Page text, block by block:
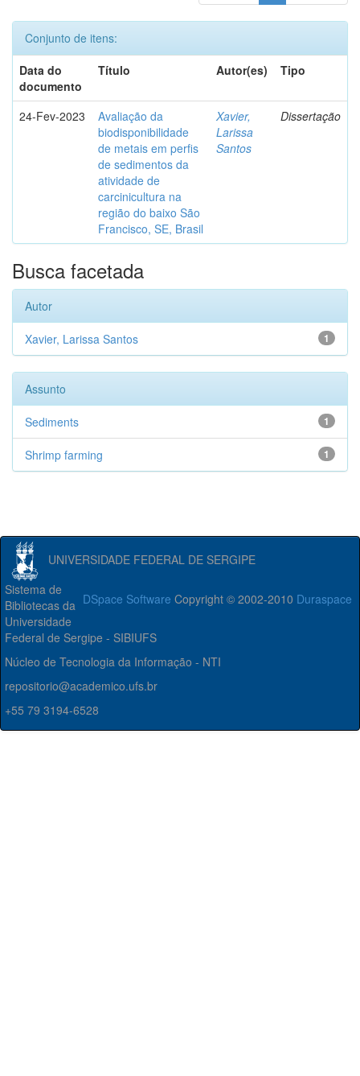
Conjunto de itens:
Data do
documento
Título Autor(es) Tipo
24-Fev-2023
Avaliação da
biodisponibilidade
de metais em perfis
de sedimentos da
atividade de
carcinicultura na
região do baixo São
Francisco, SE, Brasil
Xavier,
Larissa
Santos
Dissertação
Busca facetada
Autor
1
Xavier, Larissa Santos
Assunto
1
Sediments
1
Shrimp farming
UNIVERSIDADE FEDERAL DE SERGIPE
DSpace Software Copyright © 2002-2010 Duraspace
Sistema de
Bibliotecas da
Universidade
Federal de Sergipe - SIBIUFS
Núcleo de Tecnologia da Informação - NTI
repositorio@academico.ufs.br
+55 79 3194-6528